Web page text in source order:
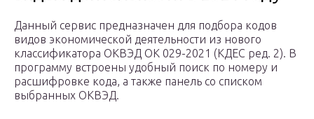
Данный сервис предназначен для подбора кодов
видов экономической деятельности из нового
классификатора ОКВЭД ОК 029-2021 (КДЕС ред. 2). В
программу встроены удобный поиск по номеру и
расшифровке кода, а также панель со списком
выбранных ОКВЭД.